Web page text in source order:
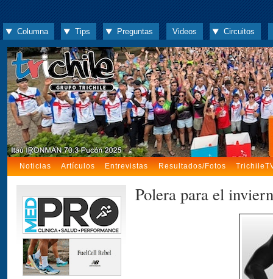
Columna Tips Preguntas Videos Circuitos
Noticias Artículos Entrevistas Resultados/Fotos
Polera para el